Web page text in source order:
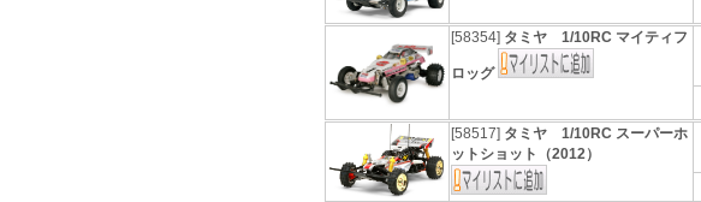
[58354] タミヤ 1/10RC マイティフ
ロッグ
[58517] タミヤ 1/10RC スーパーホ
ットショット（2012）